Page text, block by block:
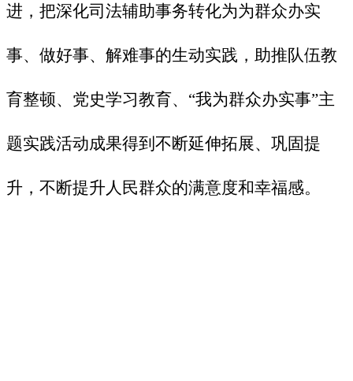
进，把深化司法辅助事务转化为为群众办实
事、做好事、解难事的生动实践，助推队伍教
育整顿、党史学习教育、 “我为群众办实事”主
题实践活动成果得到不断延伸拓展、巩固提
升，不断提升人民群众的满意度和幸福感。